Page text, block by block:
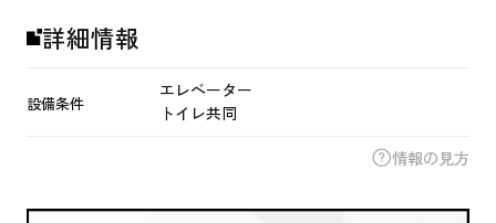
詳細情報
設備条件
エレベーター
トイレ共同
情報の見方